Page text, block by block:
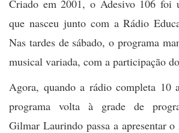
Criado em 2001, o Adesivo 106 foi
que nasceu junto com a Rádio
Nas tardes de sábado, o programa
musical variada, com a participação
Agora, quando a rádio completa 10
programa volta à grade de
Gilmar Laurindo passa a apresentar